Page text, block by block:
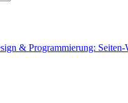
& Programmierung: Seiten-